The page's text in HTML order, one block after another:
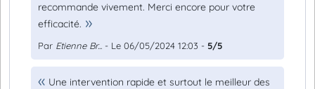
recommande vivement. Merci encore pour votre
efficacité.
Par Etienne Br... - Le 06/05/2024 12:03 - 5/5
Une intervention rapide et surtout le meilleur des